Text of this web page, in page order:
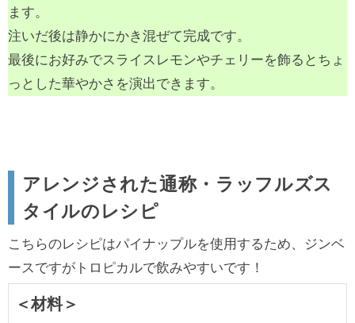
ます。
注いだ後は静かにかき混ぜて完成です。
最後にお好みでスライスレモンやチェリーを飾るとちょ
っとした華やかさを演出できます。
アレンジされた通称・ラッフルズス
タイルのレシピ
こちらのレシピはパイナップルを使用するため、ジンベ
ースですがトロピカルで飲みやすいです！
＜材料＞